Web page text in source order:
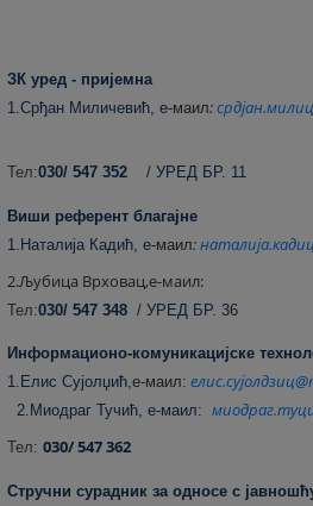
ЗК уред - пријемна
1.Срђан Миличевић, е-маил:
Тел:030/ 547 352/ УРЕД БР. 11
Виши референт благајне
1.Наталија Кадић, е-маил:наталија.кад
2.Љубица Врховац,е-маил:
Тел:030/ 547 348 / УРЕД БР. 36
Информационо-комуникацијске
1.Елис Сујолџић,е-маил:
2.Миодраг Тучић, е-маил:
Тел: 030/ 547 362
Стручни сурадник за односе с